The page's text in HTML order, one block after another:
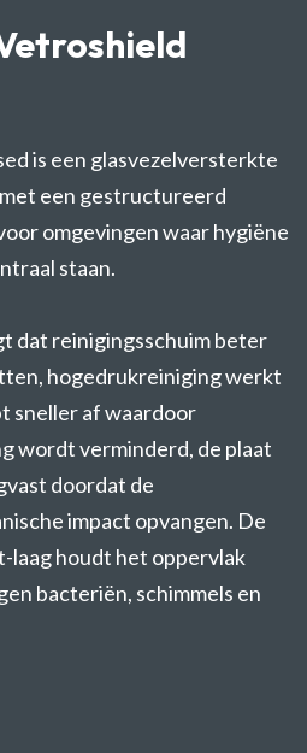
is een glasvezelversterkte
een gestructureerd
omgevingen waar hygiëne
staan.
dat reinigingsschuim beter
hogedrukreiniging werkt
sneller af waardoor
wordt verminderd, de plaat
doordat de
impact opvangen. De
laag houdt het oppervlak
bacteriën, schimmels en